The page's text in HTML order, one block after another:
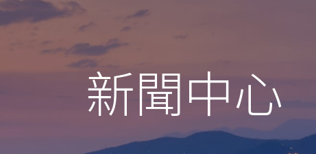
新聞中心